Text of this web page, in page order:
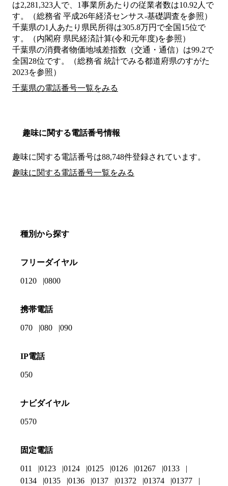
は2,281,323人で、1事業所あたりの従業者数は10.92人で
す。（総務省 平成26年経済センサス‐基礎調査を参照）
千葉県の1人あたり県民所得は305.8万円で全国15位で
す。（内閣府 県民経済計算(令和元年度)を参照）
千葉県の消費者物価地域差指数（交通・通信）は99.2で
全国28位です。（総務省 統計でみる都道府県のすがた
2023を参照）
千葉県の電話番号一覧をみる
趣味に関する電話番号情報
趣味に関する電話番号は88,748件登録されています。
趣味に関する電話番号一覧をみる
種別から探す
フリーダイヤル
0120 0800
携帯電話
070 080 090
IP電話
050
ナビダイヤル
0570
固定電話
011 0123 0124 0125 0126 01267
0133
0134
0135 0136 0137 01372 01374
01377